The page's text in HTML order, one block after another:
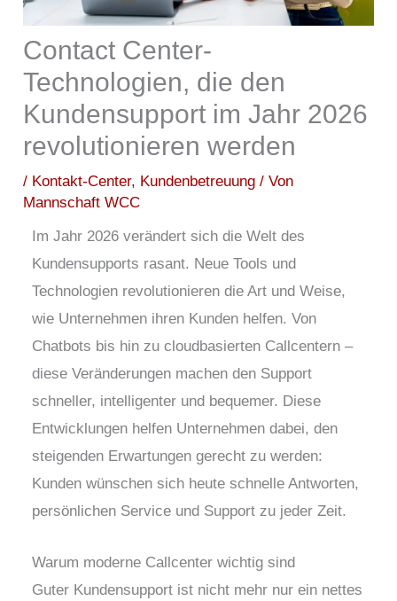
Contact Center-
Technologien, die den
Kundensupport im Jahr 2026
revolutionieren werden
/ Kontakt-Center, Kundenbetreuung / Von
Mannschaft WCC
Im Jahr 2026 verändert sich die Welt des
Kundensupports rasant. Neue Tools und
Technologien revolutionieren die Art und Weise,
wie Unternehmen ihren Kunden helfen. Von
Chatbots bis hin zu cloudbasierten Callcentern –
diese Veränderungen machen den Support
schneller, intelligenter und bequemer. Diese
Entwicklungen helfen Unternehmen dabei, den
steigenden Erwartungen gerecht zu werden:
Kunden wünschen sich heute schnelle Antworten,
persönlichen Service und Support zu jeder Zeit.
Warum moderne Callcenter wichtig sind
Guter Kundensupport ist nicht mehr nur ein nettes